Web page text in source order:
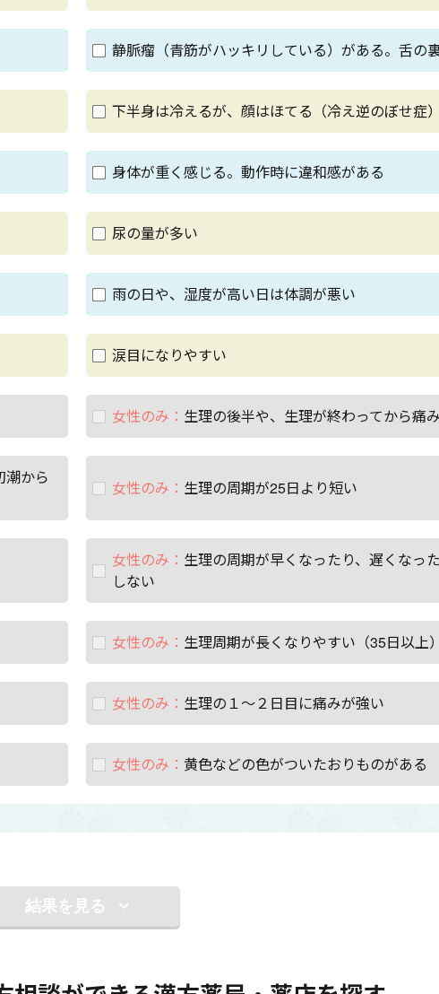
静脈瘤（青筋がハッキリしている）がある。舌の
下半身は冷えるが、顔はほてる（冷え逆のぼせ症）
身体が重く感じる。動作時に違和感がある
尿の量が多い
雨の日や、湿度が高い日は体調が悪い
涙目になりやすい
女性のみ： 生理の後半や、生理が終わってから痛
潮から
女性のみ： 生理の周期が25日より短い
女性のみ： 生理の周期が早くなったり、遅くなっ
しない
女性のみ： 生理周期が長くなりやすい（35日以上）
女性のみ： 生理の１～２日目に痛みが強い
女性のみ： 黄色などの色がついたおりものがある
結果を見る